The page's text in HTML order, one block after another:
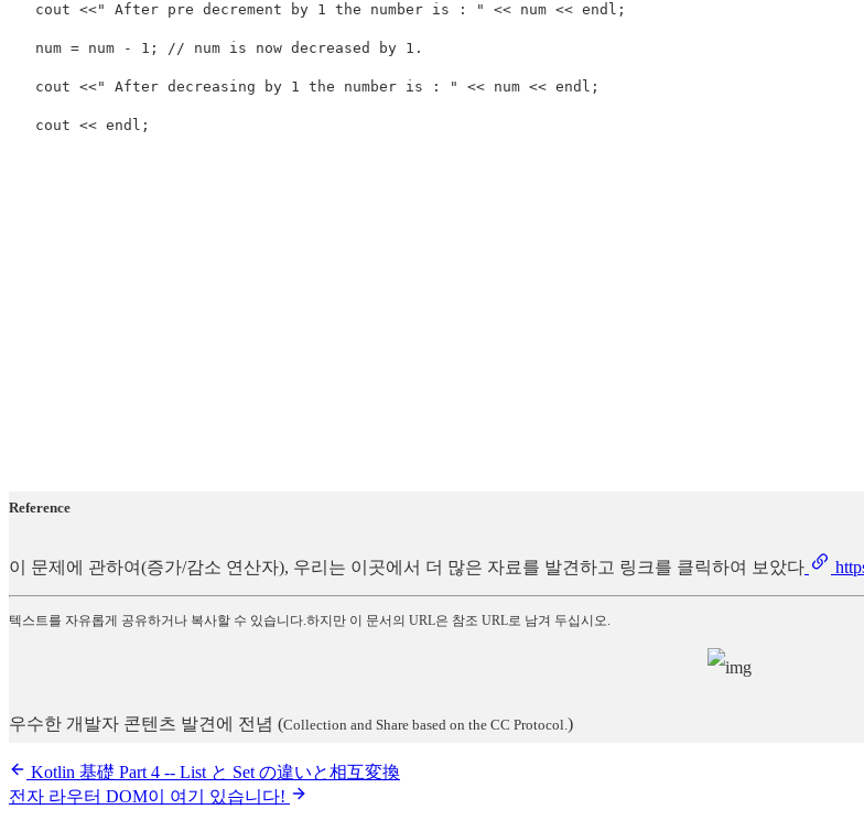
cout <<" After pre decrement by 1 the number is : " << num << endl ;
num = num - 1 ; // num is now decreased by 1.
cout <<" After decreasing by 1 the number is : " << num << endl ;
cout << endl ;
Reference
이 문제에 관하여(증가/감소 연산자), 우리는 이곳에서 더 많은 자료를 발견하고 링크를 클릭하여 보았다
텍스트를 자유롭게 공유하거나 복사할 수 있습니다.하지만 이 문서의 URL은 참조 URL로 남겨 두십시오.
우수한 개발자 콘텐츠 발견에 전념 (Collection and Share based on the CC Protocol.)
Kotlin 基礎 Part 4 -- List と Set の違いと相互変換
전자 라우터 DOM이 여기 있습니다!